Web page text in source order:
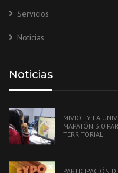
Servicios
Noticias
Noticias
MIVIOT Y LA
MAPATÓN 3.0
TERRITORIAL
PARTICIPACIÓN